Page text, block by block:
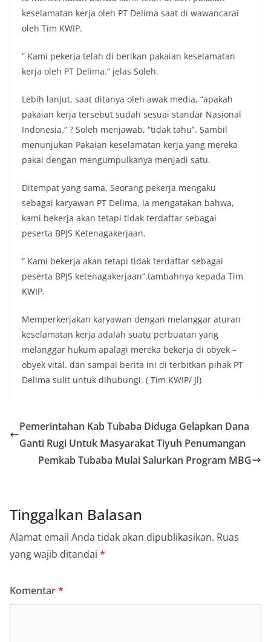
keselamatan kerja oleh PT Delima saat di wawancarai
oleh Tim KWIP.
” Kami pekerja telah di berikan pakaian keselamatan
kerja oleh PT Delima.” jelas Soleh.
Lebih lanjut, saat ditanya oleh awak media, “apakah
pakaian kerja tersebut sudah sesuai standar Nasional
Indonesia.” ? Soleh menjawab, “tidak tahu”. Sambil
menunjukan Pakaian keselamatan kerja yang mereka
pakai dengan mengumpulkanya menjadi satu.
Ditempat yang sama, Seorang pekerja mengaku
sebagai karyawan PT Delima, ia mengatakan bahwa,
kami bekerja akan tetapi tidak terdaftar sebagai
peserta BPJS Ketenagakerjaan.
” Kami bekerja akan tetapi tidak terdaftar sebagai
peserta BPJS ketenagakerjaan”.tambahnya kepada Tim
KWIP.
Memperkerjakan karyawan dengan melanggar aturan
keselamatan kerja adalah suatu perbuatan yang
melanggar hukum apalagi mereka bekerja di obyek –
obyek vital. dan sampai berita ini di terbitkan pihak PT
Delima sulit untuk dihubungi. ( Tim KWIP/ Jl)
Pemerintahan Kab Tubaba Diduga Gelapkan Dana
Ganti Rugi Untuk Masyarakat Tiyuh Penumangan
Pemkab Tubaba Mulai Salurkan Program MBG
Tinggalkan Balasan
Alamat email Anda tidak akan dipublikasikan. Ruas
yang wajib ditandai *
Komentar*